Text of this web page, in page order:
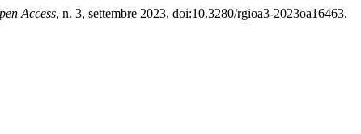
Access, n. 3, settembre 2023, doi:10.3280/rgioa3-2023oa16463.